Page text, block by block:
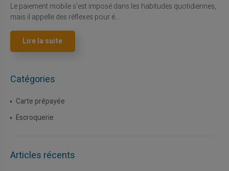
Le paiement mobile s'est imposé dans les habitudes quotidiennes,
mais il appelle des réflexes pour é...
Lire la suite
Catégories
Carte prépayée
Escroquerie
Articles récents